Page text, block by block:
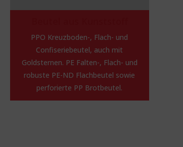
PPO Kreuzboden-, Flach- und
Confiseriebeutel, auch mit
Goldsternen. PE Falten-, Flach- und
robuste PE-ND Flachbeutel sowie
perforierte PP Brotbeutel.